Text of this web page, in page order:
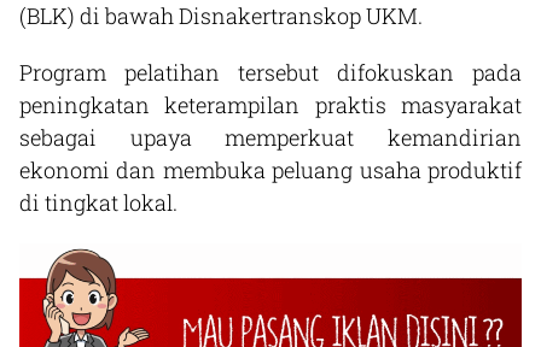
(BLK) di bawah Disnakertranskop UKM.
Program pelatihan tersebut difokuskan pada
peningkatan keterampilan praktis masyarakat
sebagai upaya memperkuat kemandirian
ekonomi dan membuka peluang usaha produktif
di tingkat lokal.